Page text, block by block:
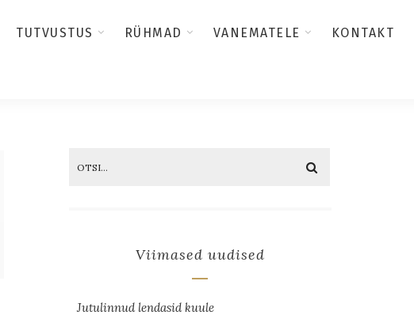
TUTVUSTUS RÜHMAD VANEMATELE KONTAKT
Viimased uudised
Jutulinnud lendasid kuule